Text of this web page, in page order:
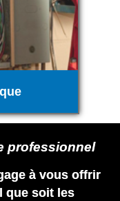
professionnel
à vous offrir
que soit les